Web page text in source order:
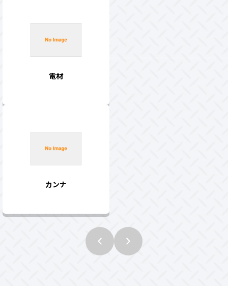
電材
カンナ